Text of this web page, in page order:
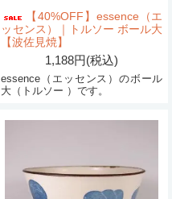
【40%OFF】essence（エ
ッセンス）｜トルソー ボール大
【波佐見焼】
1,188円(税込)
essence（エッセンス）のボール
大（トルソー ）です。